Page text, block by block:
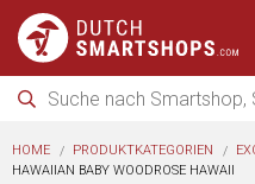
HOME PRODUKTKATEGORIEN
HAWAIIAN BABY WOODROSE HAWAII